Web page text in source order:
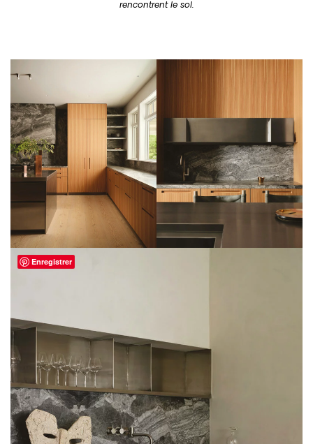
rencontrent le sol.
Enregistrer